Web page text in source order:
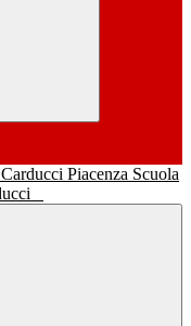
Scuola